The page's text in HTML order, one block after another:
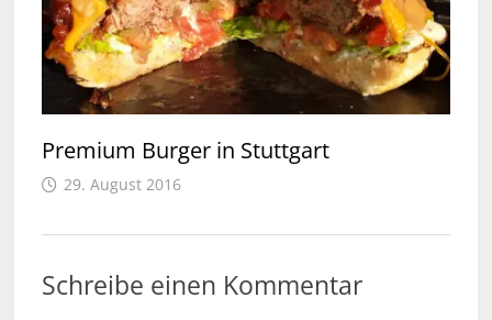
Premium Burger in Stuttgart
29. August 2016
Schreibe einen Kommentar